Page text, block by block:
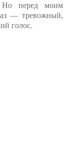
Но перед моим
— тревожный,
голос.